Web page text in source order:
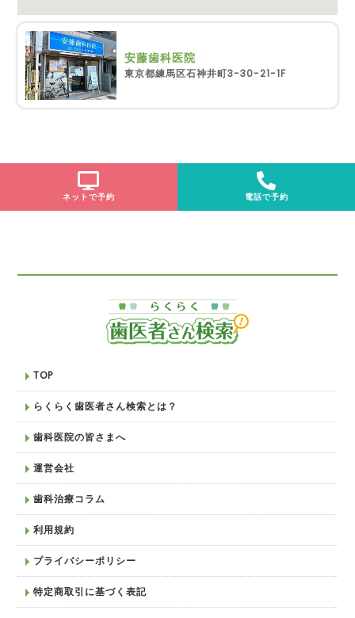
安藤歯科医院
東京都練馬区石神井町3-30-21-1F
ネットで予約 電話で予約
TOP
らくらく歯医者さん検索とは？
歯科医院の皆さまへ
運営会社
歯科治療コラム
利用規約
プライバシーポリシー
特定商取引に基づく表記